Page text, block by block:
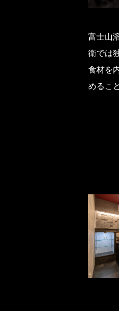
富士山
衛では
食材を
めるこ